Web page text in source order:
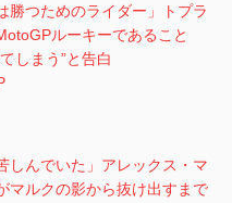
勝つためのライダー」トプラ
ルーキーであること
しまう”と告白
しんでいた」アレックス・マ
マルクの影から抜け出すまで